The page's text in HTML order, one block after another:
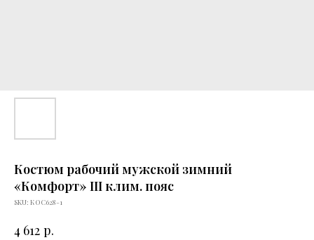
Костюм рабочий мужской зимний
«Комфорт» III клим. пояс
SKU: КОС628-1
4 612 р.